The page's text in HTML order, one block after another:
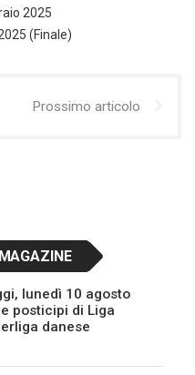
2025
(Finale)
Prossimo articolo
lunedì 10 agosto
e posticipi di Liga
danese